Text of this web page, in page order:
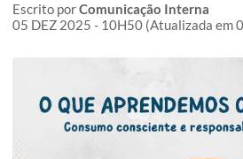
Escrito porComunicação Interna
05 DEZ 2025 - 10H50 (Atualizada em